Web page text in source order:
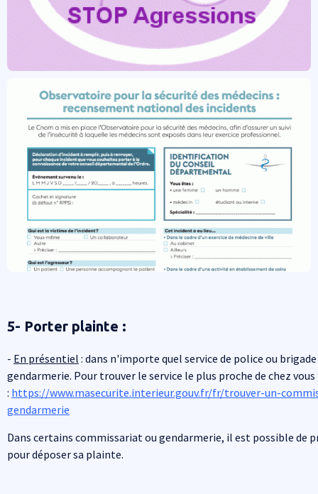
5- Porter plainte :
- En présentiel : dans n'importe quel service de police ou brigade
gendarmerie. Pour trouver le service le plus proche de chez vous
: https://www.masecurite.interieur.gouv.fr/fr/trouver-un-
gendarmerie
Dans certains commissariat ou gendarmerie, il est possible de
pour déposer sa plainte.